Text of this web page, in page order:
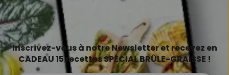
Inscrivez-vous à notre Newsletter et recevez en
CADEAU 15 recettes SPÉCIAL BRÛLE-GRAISSE !